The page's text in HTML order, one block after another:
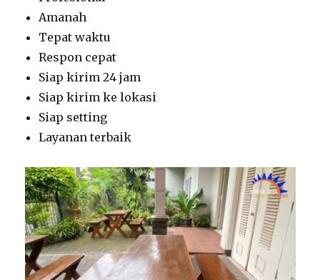
Amanah
Tepat waktu
Respon cepat
Siap kirim 24 jam
Siap kirim ke lokasi
Siap setting
Layanan terbaik